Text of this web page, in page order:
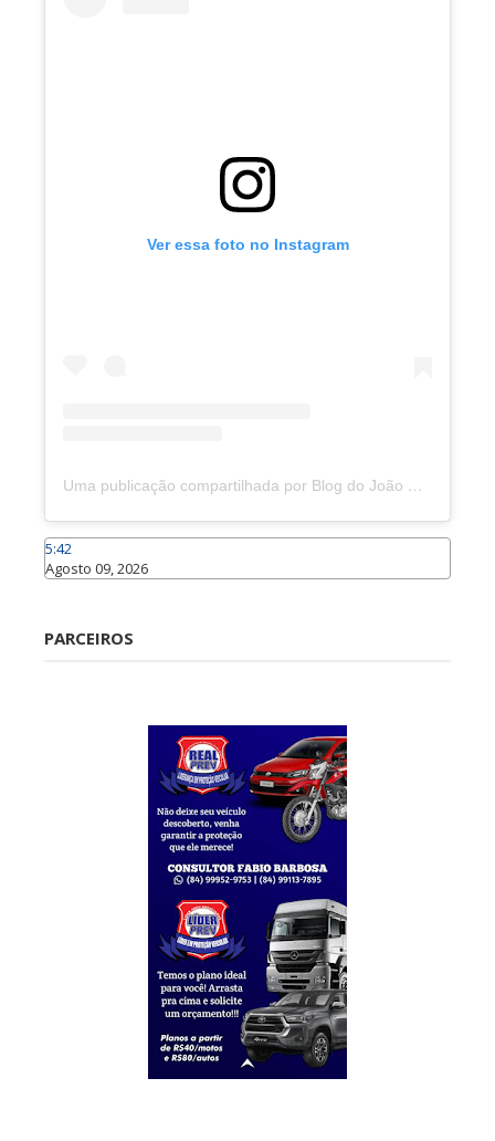
Ver essa foto no Instagram
Uma publicação compartilhada por Blog do João Marcolino (@joaomarcolinoneto)
5:42
Agosto 09, 2026
PARCEIROS